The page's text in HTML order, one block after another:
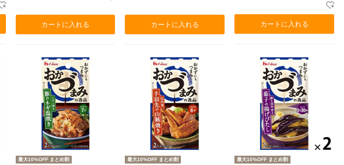
カートに入れる カートに入れる カートに入れる
最大10%OFF まとめ割 最大10%OFF まとめ割 最大10%OFF まとめ割